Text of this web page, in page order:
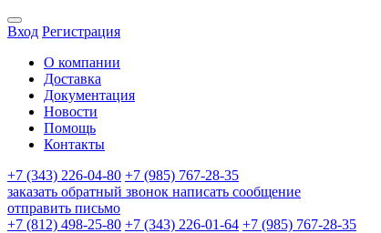
Вход Регистрация
О компании
Доставка
Документация
Новости
Помощь
Контакты
+7 (343) 226-04-80 +7 (985) 767-28-35
заказать обратный звонок написать сообщение
отправить письмо
+7 (812) 498-25-80 +7 (343) 226-01-64 +7 (985) 767-28-35